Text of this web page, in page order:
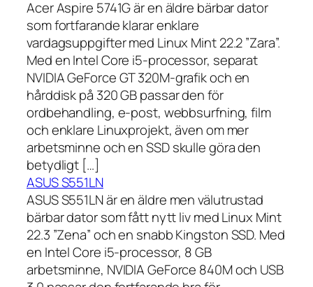
Acer Aspire 5741G är en äldre bärbar dator
som fortfarande klarar enklare
vardagsuppgifter med Linux Mint 22.2 ”Zara”.
Med en Intel Core i5-processor, separat
NVIDIA GeForce GT 320M-grafik och en
hårddisk på 320 GB passar den för
ordbehandling, e-post, webbsurfning, film
och enklare Linuxprojekt, även om mer
arbetsminne och en SSD skulle göra den
betydligt […]
ASUS S551LN
ASUS S551LN är en äldre men välutrustad
bärbar dator som fått nytt liv med Linux Mint
22.3 ”Zena” och en snabb Kingston SSD. Med
en Intel Core i5-processor, 8 GB
arbetsminne, NVIDIA GeForce 840M och USB